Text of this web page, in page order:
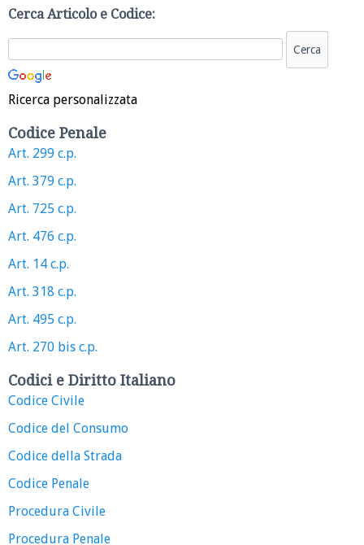
Cerca Articolo e Codice:
Ricerca personalizzata
Codice Penale
Art. 299 c.p.
Art. 379 c.p.
Art. 725 c.p.
Art. 476 c.p.
Art. 14 c.p.
Art. 318 c.p.
Art. 495 c.p.
Art. 270 bis c.p.
Codici e Diritto Italiano
Codice Civile
Codice del Consumo
Codice della Strada
Codice Penale
Procedura Civile
Procedura Penale